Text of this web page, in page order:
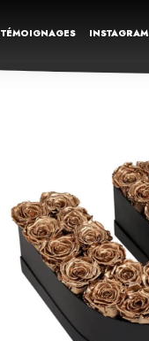
TÉMOIGNAGES INSTAGRAM